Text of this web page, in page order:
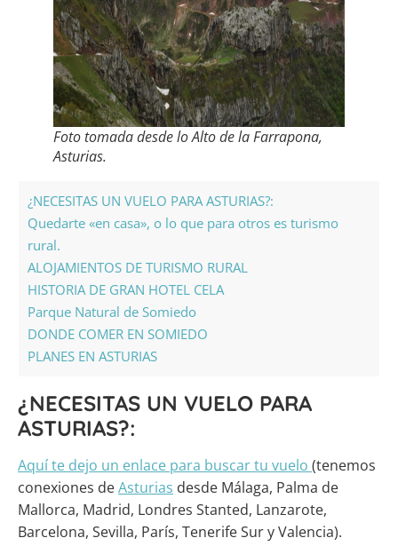
Foto tomada desde lo Alto de la Farrapona,
Asturias.
¿NECESITAS UN VUELO PARA ASTURIAS?:
Quedarte «en casa», o lo que para otros es turismo
rural.
ALOJAMIENTOS DE TURISMO RURAL
HISTORIA DE GRAN HOTEL CELA
Parque Natural de Somiedo
DONDE COMER EN SOMIEDO
PLANES EN ASTURIAS
¿NECESITAS UN VUELO PARA
ASTURIAS?:
Aquí te dejo un enlace para buscar tu vuelo (tenemos
conexiones deAsturias desde Málaga, Palma de
Mallorca, Madrid, Londres Stanted, Lanzarote,
Barcelona, Sevilla, París, Tenerife Sur y Valencia).